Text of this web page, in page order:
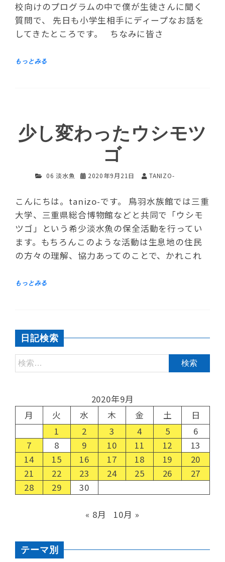
校向けのプログラムの中で僕が生徒さんに聞く
質問で、 先日も小学生相手にディープなお話を
してきたところです。 ちなみに皆さ
少し変わったウシモツ
ゴ
06 淡水魚 2020年9月21日 TANIZO-
こんにちは。tanizo-です。 鳥羽水族館では三重
大学、三重県総合博物館などと共同で「ウシモ
ツゴ」という希少淡水魚の保全活動を行ってい
ます。もちろんこのような活動は生息地の住民
の方々の理解、協力あってのことで、かれこれ
日記検索
2020年9月
月
火 水 木 金 土
日
1
2 3 4 5
6
7
8 9 10 11 12
13
14
15 16 17 18 19
20
21
22 23 24 25 26
27
28
29 30
« 8月 10月 »
テーマ別